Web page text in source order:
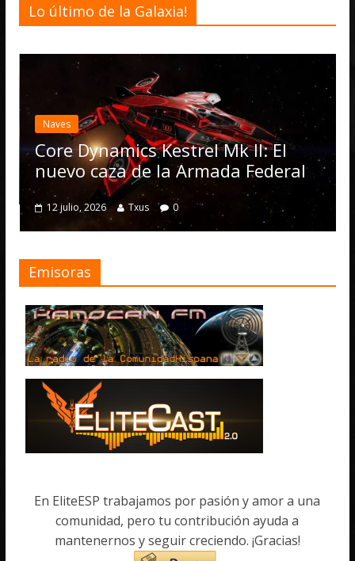
Lo último de la Galaxia!
Kestrel Mk II: El
de la Armada Federal
Txus 0
Noticias
Elite
Operations,
numerosas
4 julio, 2026
Emisoras
En EliteESP trabajamos por pasión y amor a una
comunidad, pero tu contribución ayuda a
mantenernos y seguir creciendo. ¡Gracias!